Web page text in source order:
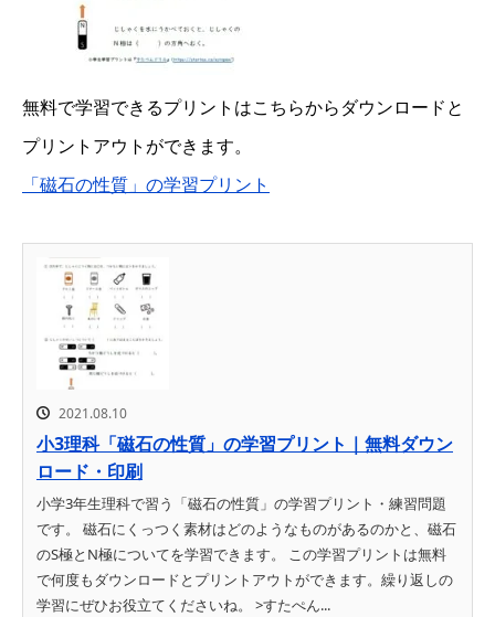
無料で学習できるプリントはこちらからダウンロードと
プリントアウトができます。
「磁石の性質」の学習プリント
2021.08.10
小3理科「磁石の性質」の学習プリント｜無料ダウン
ロード・印刷
小学3年生理科で習う「磁石の性質」の学習プリント・練習問題
です。 磁石にくっつく素材はどのようなものがあるのかと、磁石
のS極とN極についてを学習できます。 この学習プリントは無料
で何度もダウンロードとプリントアウトができます。繰り返しの
学習にぜひお役立てくださいね。 >すたぺん...